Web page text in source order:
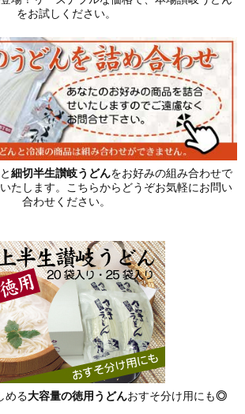
をお試しください。
と細切半生讃岐うどんをお好みの組み合わせで
たします。こちらからどうぞお気軽にお問い
合わせください。
める大容量の徳用うどんおすそ分け用にも◎